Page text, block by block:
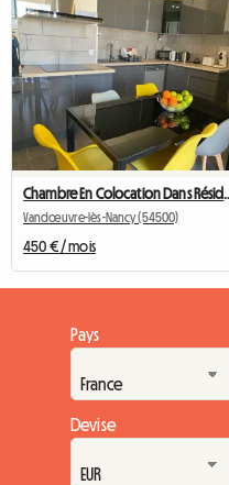
Vandœuvre-lès-Nancy (54500)
450 € / mois
Pays
Devise